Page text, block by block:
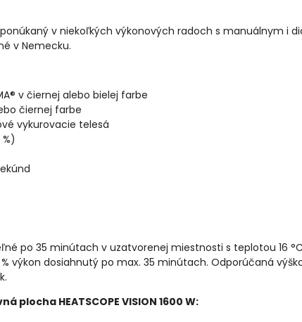
ponúkaný v niekoľkých výkonových radoch s manuálnym i
v Nemecku.
v čiernej alebo bielej farbe
čiernej farbe
vykurovacie telesá
po 35 minútach v uzatvorenej miestnosti s teplotou 16
výkon dosiahnutý po max. 35 minútach. Odporúčaná
plocha HEATSCOPE VISION 1600 W: